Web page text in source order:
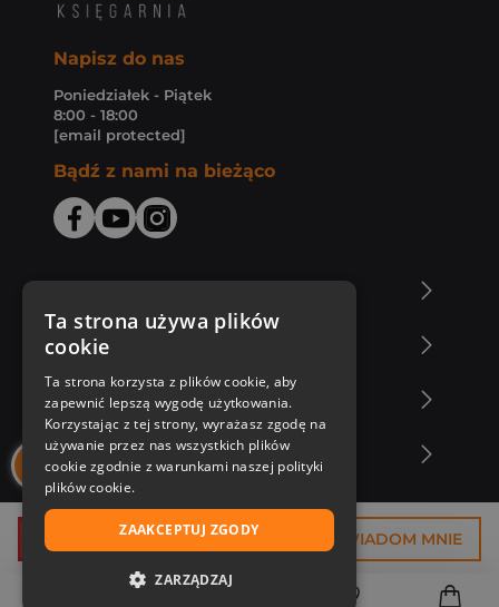
26,25 zł POWIADOM MNIE
Napisz do nas
Poniedziałek - Piątek
8:00 - 18:00
[email protected]
Bądź z nami na bieżąco
Zakupy u nas
Nasza oferta
Nasi autorzy
Ta strona używa plików
cookie
Ta strona korzysta z plików cookie, aby
zapewnić lepszą wygodę użytkowania.
Korzystając z tej strony, wyrażasz zgodę na
używanie przez nas wszystkich plików
cookie zgodnie z warunkami naszej polityki
plików cookie.
ZAAKCEPTUJ ZGODY
ZARZĄDZAJ